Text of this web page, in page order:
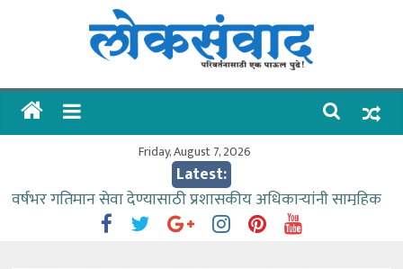
लोकसंवाद
ताज्या
Friday, August 7, 2026
Latest:
वर्षभर गतिमान सेवा देण्यासाठी प्रशासकीय अधिकाऱ्यांनी सामुहिक
प्रयत्न करावे – आमदार काळे